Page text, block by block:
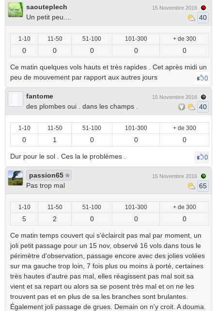
saouteplech
Un petit peu....
15 Novembre 2016
40
1-10 11-50 51-100 101-300 + de 300
0 0 0 0 0
Ce matin quelques vols hauts et très rapides . Cet après midi un
peu de mouvement par rapport aux autres jours
0
fantome
des plombes oui . dans les champs .
15 Novembre 2016
40
1-10 11-50 51-100 101-300 + de 300
0 1 0 0 0
Dur pour le sol . Ces la le problèmes . 0
passion65
Pas trop mal
15 Novembre 2016
65
1-10 11-50 51-100 101-300 + de 300
5 2 0 0 0
Ce matin temps couvert qui s’éclaircit pas mal par moment, un
joli petit passage pour un 15 nov, observé 16 vols dans tous le
périmètre d'observation, passage encore avec des jolies volées
sur ma gauche trop loin, 7 fois plus ou moins à porté, certaines
très hautes d'autre pas mal, elles réagissent pas mal soit sa
vient et sa repart ou alors sa se posent très mal et on ne les
trouvent pas et en plus de sa les branches sont brulantes.
Également joli passage de grues. Demain on n'y croit. A douma.